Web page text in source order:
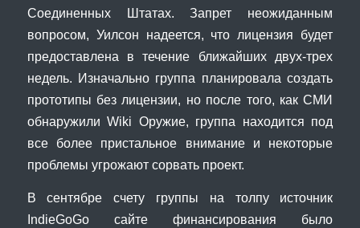
Соединенных Штатах. Запрет неожиданным
вопросом, Уилсон надеется, что лицензия будет
предоставлена в течение ближайших двух-трех
недель. Изначально группа планировала создать
прототипы без лицензии, но после того, как СМИ
обнаружили Wiki Оружие, группа находится под
все более пристальное внимание и некоторые
проблемы угрожают сорвать проект.
В сентябре счету группы на толпу источник
IndieGoGo сайте финансирования было